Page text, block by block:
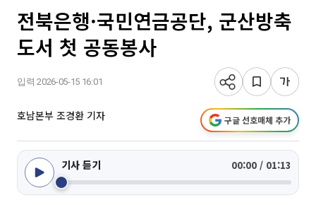
전북은행·국민연금공단, 군산방축
도서 첫 공동봉사
입력 2026-05-15 16:01
호남본부 조경환 기자 구글 선호매체 추가
기사 듣기 00:00 / 01:13